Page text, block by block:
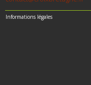
Informations légales